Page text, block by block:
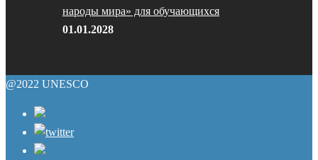
народы мира» для обучающихся
01.01.2028
@2022 UNESCO